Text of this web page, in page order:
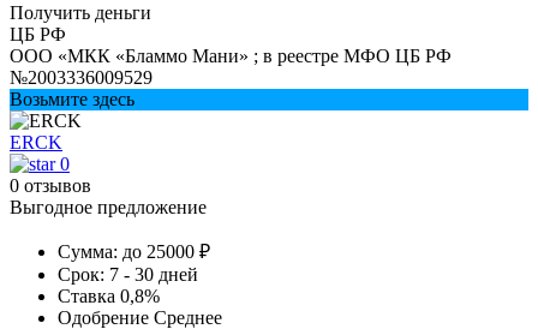
Получить деньги
ЦБ РФ
ООО «МКК «Бламмо Мани» ; в реестре МФО ЦБ РФ
№2003336009529
Возьмите здесь
ERCK
0
0 отзывов
Выгодное предложение
Сумма: до 25000 ₽
Срок: 7 - 30 дней
Ставка 0,8%
Одобрение Среднее